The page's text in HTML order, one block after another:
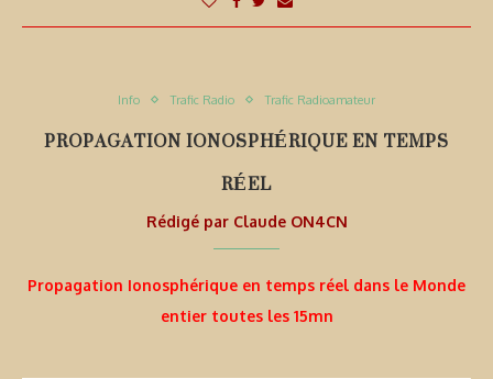
Info Trafic Radio Trafic Radioamateur
PROPAGATION IONOSPHÉRIQUE EN TEMPS
RÉEL
Rédigé par Claude ON4CN
Propagation Ionosphérique en temps réel dans le Monde
entier toutes les 15mn